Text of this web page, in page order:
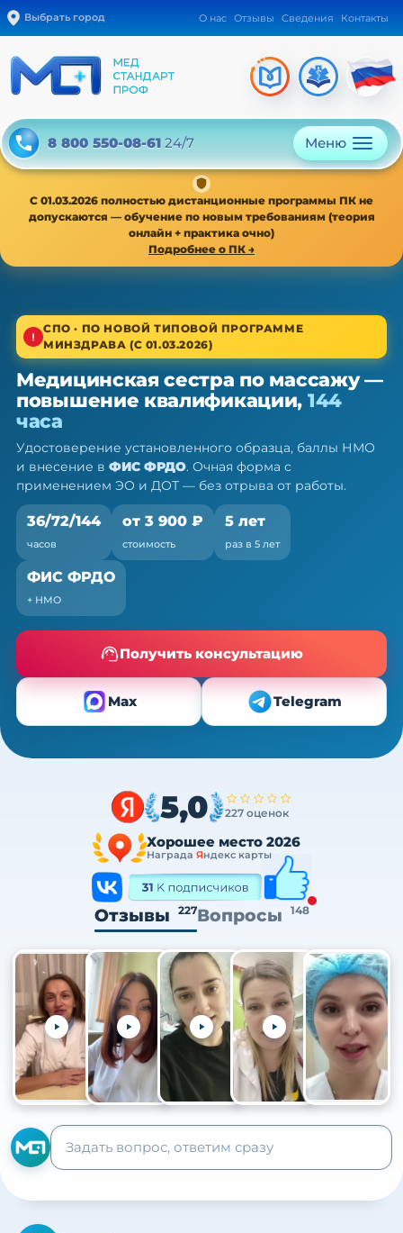
Выбрать город О нас Отзывы Сведения Контакты
8 800 550-08-61 24/7 Меню
С 01.03.2026 полностью дистанционные программы ПК не
допускаются — обучение по новым требованиям (теория
онлайн + практика очно)
Подробнее о ПК →
Среднее звено · новая типовая программа
Медицинская сестра по массажу
— ПК, 36/72/144 ч
работы
СПО · ПО НОВОЙ ТИПОВОЙ ПРОГРАММЕ
МИНЗДРАВА (С 01.03.2026)
Медицинская сестра по массажу —
повышение квалификации, 144
часа
Удостоверение установленного образца, баллы НМО
и внесение в ФИС ФРДО. Очная форма с
применением ЭО и ДОТ — без отрыва от работы.
36/72/144
часов
от 3 900 ₽
стоимость
5 лет
раз в 5 лет
ФИС ФРДО
+ НМО
Получить консультацию
Max Telegram
5,0 227 оценок
Хорошее место 2026
Награда Яндекс карты
Отзывы 227Вопросы 148
+105